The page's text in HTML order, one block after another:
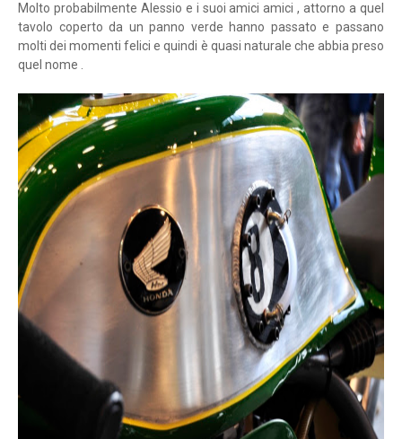
Molto probabilmente Alessio e i suoi amici amici , attorno a quel
tavolo coperto da un panno verde hanno passato e passano
molti dei momenti felici e quindi è quasi naturale che abbia preso
quel nome .